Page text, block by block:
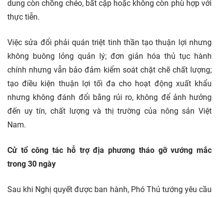
dung còn chồng chéo, bất cập hoặc không còn phù hợp với
thực tiễn.
Việc sửa đổi phải quán triệt tinh thần tạo thuận lợi nhưng
không buông lỏng quản lý; đơn giản hóa thủ tục hành
chính nhưng vẫn bảo đảm kiểm soát chặt chẽ chất lượng;
tạo điều kiện thuận lợi tối đa cho hoạt động xuất khẩu
nhưng không đánh đổi bằng rủi ro, không để ảnh hưởng
đến uy tín, chất lượng và thị trường của nông sản Việt
Nam.
Cử tổ công tác hỗ trợ địa phương tháo gỡ vướng mắc
trong 30 ngày
Sau khi Nghị quyết được ban hành, Phó Thủ tướng yêu cầu